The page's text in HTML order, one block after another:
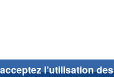
l’utilisation des